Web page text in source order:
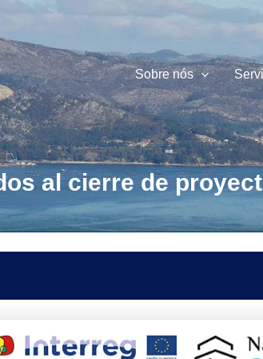
Sobre nós
al cierre de